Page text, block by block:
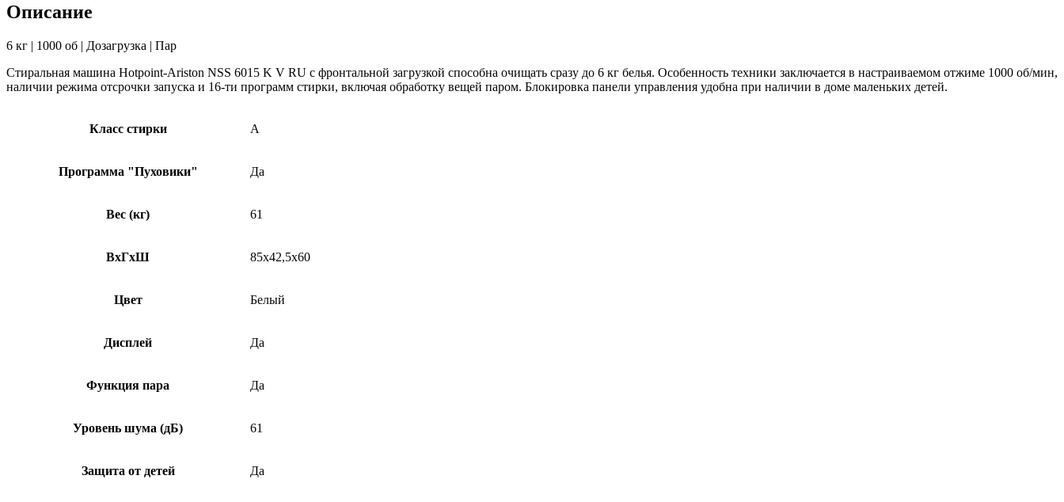
Описание
6 кг | 1000 об | Дозагрузка | Пар
Стиральная машина Hotpoint-Ariston NSS 6015 K V RU с фронтальной загрузкой способна очищать сразу до 6 кг белья. Особенность техники заключается в настраиваемом отжиме 1000 об/мин,
наличии режима отсрочки запуска и 16-ти программ стирки, включая обработку вещей паром. Блокировка панели управления удобна при наличии в доме маленьких детей.
Класс стирки A
Программа "Пуховики" Да
Вес (кг) 61
ВхГхШ 85х42,5х60
Цвет Белый
Дисплей Да
Функция пара Да
Уровень шума (дБ) 61
Защита от детей Да